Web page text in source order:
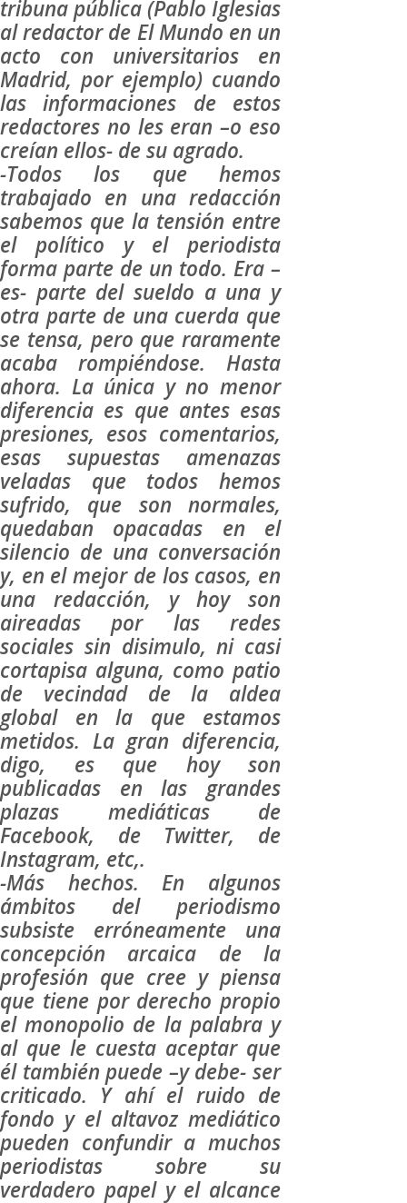
tribuna pública (Pablo Iglesias
al redactor de El Mundo en un
acto con universitarios en
Madrid, por ejemplo) cuando
las informaciones de estos
redactores no les eran –o eso
creían ellos- de su agrado.
-Todos los que hemos
trabajado en una redacción
sabemos que la tensión entre
el político y el periodista
forma parte de un todo. Era –
es- parte del sueldo a una y
otra parte de una cuerda que
se tensa, pero que raramente
acaba rompiéndose. Hasta
ahora. La única y no menor
diferencia es que antes esas
presiones, esos comentarios,
esas supuestas amenazas
veladas que todos hemos
sufrido, que son normales,
quedaban opacadas en el
silencio de una conversación
y, en el mejor de los casos, en
una redacción, y hoy son
aireadas por las redes
sociales sin disimulo, ni casi
cortapisa alguna, como patio
de vecindad de la aldea
global en la que estamos
metidos. La gran diferencia,
digo, es que hoy son
publicadas en las grandes
plazas mediáticas de
Facebook, de Twitter, de
Instagram, etc,.
-Más hechos. En algunos
ámbitos del periodismo
subsiste erróneamente una
concepción arcaica de la
profesión que cree y piensa
que tiene por derecho propio
el monopolio de la palabra y
al que le cuesta aceptar que
él también puede –y debe- ser
criticado. Y ahí el ruido de
fondo y el altavoz mediático
pueden confundir a muchos
periodistas sobre su
verdadero papel y el alcance